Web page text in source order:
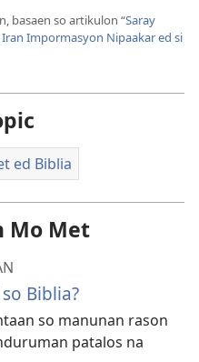
basaen so artikulon “Saray
Impormasyon Nipaakar ed si
ed Biblia
Mo Met
Biblia?
so manunan rason
patalos na